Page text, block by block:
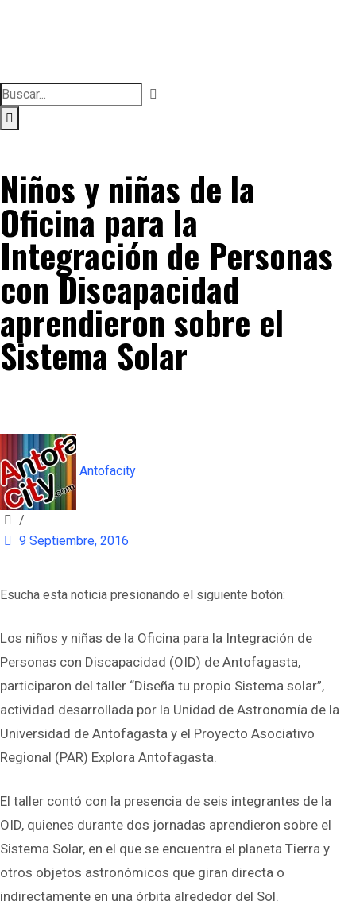
Niños y niñas de la
Oficina para la
Integración de Personas
con Discapacidad
aprendieron sobre el
Sistema Solar
Antofacity
/
9 Septiembre, 2016
Esucha esta noticia presionando el siguiente botón:
Los niños y niñas de la Oficina para la Integración de
Personas con Discapacidad (OID) de Antofagasta,
participaron del taller “Diseña tu propio Sistema solar”,
actividad desarrollada por la Unidad de Astronomía de la
Universidad de Antofagasta y el Proyecto Asociativo
Regional (PAR) Explora Antofagasta.
El taller contó con la presencia de seis integrantes de la
OID, quienes durante dos jornadas aprendieron sobre el
Sistema Solar, en el que se encuentra el planeta Tierra y
otros objetos astronómicos que giran directa o
indirectamente en una órbita alrededor del Sol.